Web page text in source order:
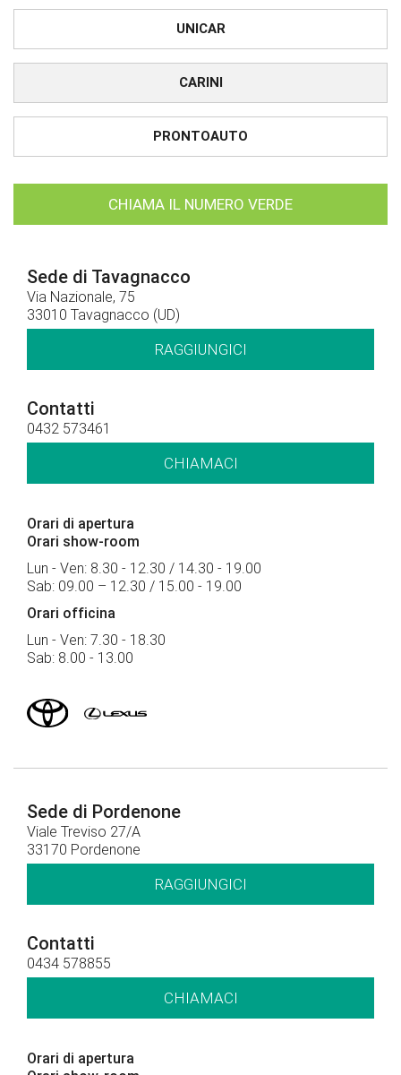
UNICAR
CARINI
PRONTOAUTO
CHIAMA IL NUMERO VERDE
Sede di Tavagnacco
Via Nazionale, 75
33010 Tavagnacco (UD)
RAGGIUNGICI
Contatti
0432 573461
CHIAMACI
Orari di apertura
Orari show-room
Lun - Ven: 8.30 - 12.30 / 14.30 - 19.00
Sab: 09.00 – 12.30 / 15.00 - 19.00
Orari officina
Lun - Ven: 7.30 - 18.30
Sab: 8.00 - 13.00
Sede di Pordenone
Viale Treviso 27/A
33170 Pordenone
RAGGIUNGICI
Contatti
0434 578855
CHIAMACI
Orari di apertura